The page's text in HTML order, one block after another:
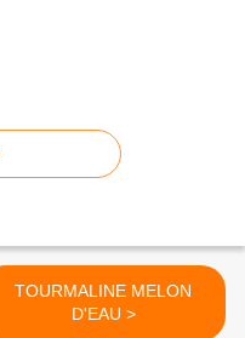
TOURMALINE MELON
D'EAU >